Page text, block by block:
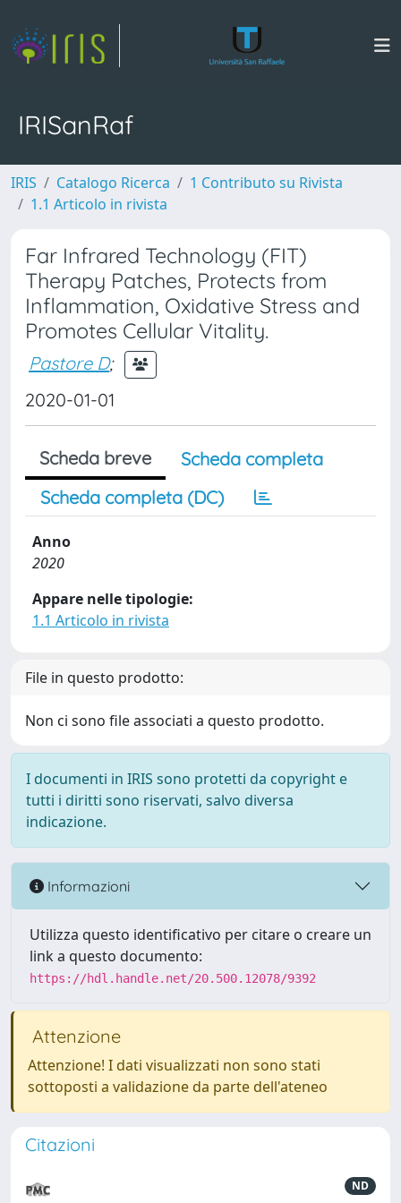
IRISanRaf
IRIS Catalogo Ricerca
1 Contributo su Rivista
1.1 Articolo in rivista
Far Infrared Technology (FIT)
Therapy Patches, Protects from
Inflammation, Oxidative Stress and
Promotes Cellular Vitality.
Pastore D;
2020-01-01
Scheda breve
Scheda completa
Scheda completa (DC)
Anno
2020
Appare nelle tipologie:
1.1 Articolo in rivista
File in questo prodotto:
Non ci sono file associati a questo prodotto.
I documenti in IRIS sono protetti da copyright e
tutti i diritti sono riservati, salvo diversa
indicazione.
Informazioni
Utilizza questo identificativo per citare o creare un
link a questo documento:
https://hdl.handle.net/20.500.12078/9392
Attenzione
Attenzione! I dati visualizzati non sono stati
sottoposti a validazione da parte dell'ateneo
Citazioni
ND